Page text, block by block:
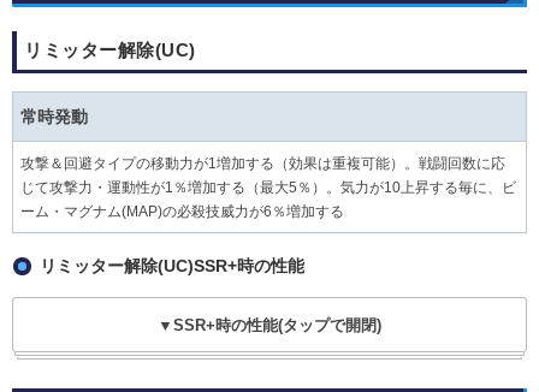
リミッター解除(UC)
常時発動
攻撃＆回避タイプの移動力が1増加する（効果は重複可能）。戦闘回数に応
じて攻撃力・運動性が1％増加する（最大5％）。気力が10上昇する毎に、ビ
ーム・マグナム(MAP)の必殺技威力が6％増加する
リミッター解除(UC)SSR+時の性能
▼SSR+時の性能(タップで開閉)